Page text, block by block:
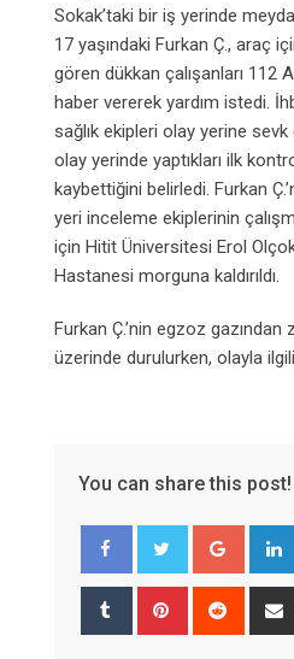
Sokak’taki bir iş yerinde
17 yaşındaki Furkan Ç., araç
gören dükkan çalışanları 112
haber vererek yardım istedi.
sağlık ekipleri olay yerine sevk
olay yerinde yaptıkları ilk
kaybettiğini belirledi. Furkan
yeri inceleme ekiplerinin
için Hitit Üniversitesi Erol
Hastanesi morguna kaldırıldı.
Furkan Ç.’nin egzoz
üzerinde durulurken, olayla
You can share this post!
Tumblr Pinterest Reddit